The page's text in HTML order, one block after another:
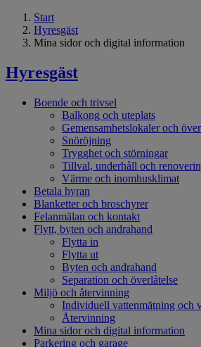
Start
Hyresgäst
Mina sidor och digital information
Hyresgäst
Boende och trivsel
Balkong och uteplats
Gemensamhetslokaler och
Snöröjning
Trygghet och störningar
Tillval, underhåll och
Värme och inomhusklimat
Betala hyran
Blanketter och broschyrer
Felanmälan och kontakt
Flytt, byten och andrahand
Flytta in
Flytta ut
Byten och andrahand
Separation och överlåtelse
Miljö och återvinning
Individuell vattenmätning och
Återvinning
Mina sidor och digital information
Parkering och garage